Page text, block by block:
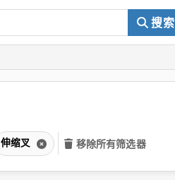
搜索
伸缩叉 移除所有筛选器